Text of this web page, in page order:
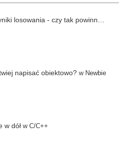
- czy tak powinno być? Orzeł/reszka, czarne czerwone.
napisać obiektowo? w Newbie
w dół wC/C++